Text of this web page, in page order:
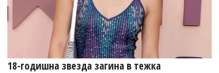
и
редакцията
не
носи
тях!
Ако
18-годишна звезда загина в тежка